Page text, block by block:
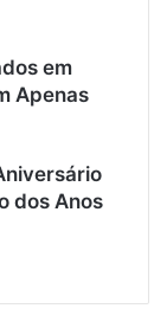
em
Apenas
dos Anos